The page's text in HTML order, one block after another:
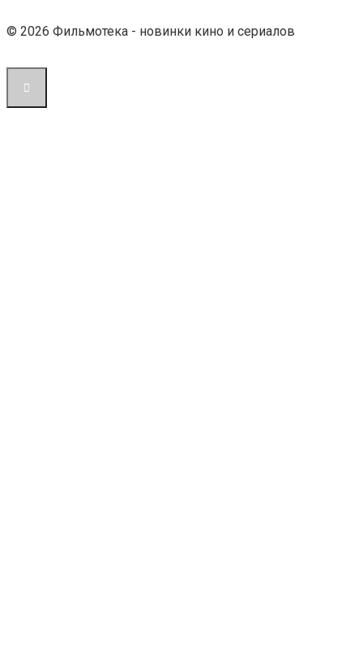
© 2026 Фильмотека - новинки кино и сериалов